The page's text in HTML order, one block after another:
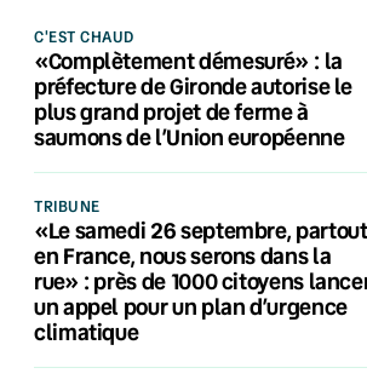
C'EST CHAUD
«Complètement démesuré» : la
préfecture de Gironde autorise le
plus grand projet de ferme à
saumons de l’Union européenne
TRIBUNE
«Le samedi 26 septembre, partout
en France, nous serons dans la
rue» : près de 1000 citoyens
un appel pour un plan d’urgence
climatique